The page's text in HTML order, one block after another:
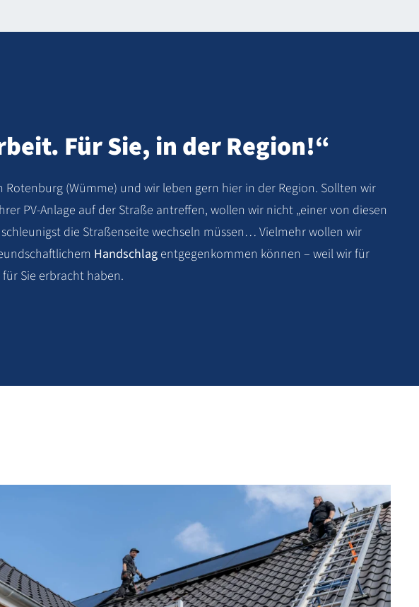
Für Sie, in der Region!“
Rotenburg (Wümme) und wir leben gern hier in der Region. Sollten wir
PV-Anlage auf der Straße antreffen, wollen wir nicht „einer von diesen
die Straßenseite wechseln müssen… Vielmehr wollen wir
Handschlagentgegenkommen können – weil wir für
Sie erbracht haben.